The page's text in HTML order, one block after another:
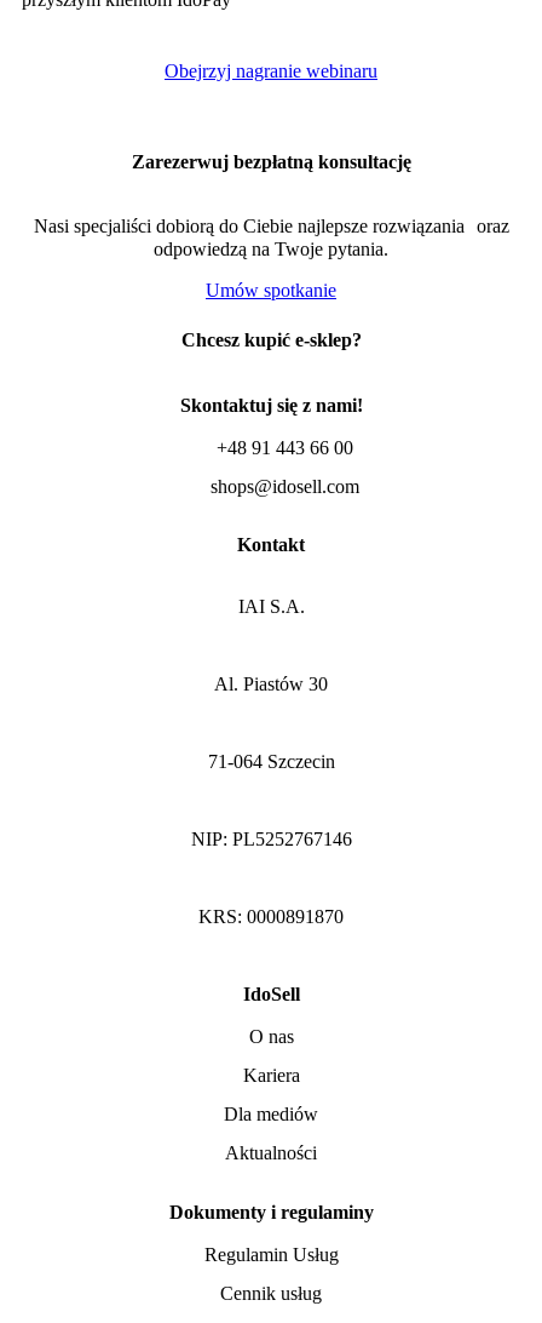
Obejrzyj nagranie webinaru
Zarezerwuj bezpłatną konsultację
Nasi specjaliści dobiorą do Ciebie najlepsze rozwiązania oraz
odpowiedzą na Twoje pytania.
Umów spotkanie
Chcesz kupić e-sklep?
Skontaktuj się z nami!
+48 91 443 66 00
shops@idosell.com
Kontakt
IAI S.A.
Al. Piastów 30
71-064 Szczecin
NIP: PL5252767146
KRS: 0000891870
IdoSell
O nas
Kariera
Dla mediów
Aktualności
Dokumenty i regulaminy
Regulamin Usług
Cennik usług